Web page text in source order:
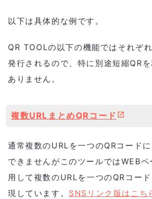
以下は具体的な例です。
QR TOOLの以下の機能ではそれぞ
発行されるので、特に別途短縮QR
ありません。
複数URLまとめQRコード
通常複数のURLを一つのQRコード
できませんがこのツールではWEB
用して複数のURLを一つのQRコー
現しています。 SNSリンク版はこち